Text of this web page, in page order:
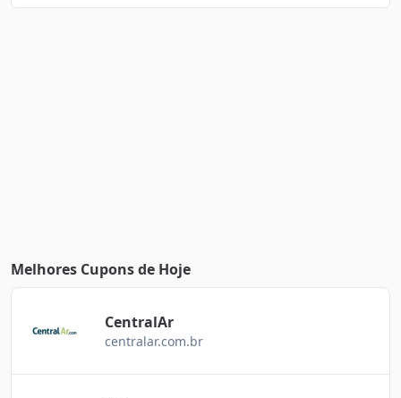
Melhores Cupons de Hoje
CentralAr
centralar.com.br